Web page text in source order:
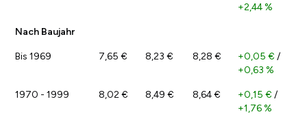
+2,44 %
Nach Baujahr
Bis 1969 7,65 € 8,23 € 8,28 € +0,05 € /
+0,63 %
1970 - 1999 8,02 € 8,49 € 8,64 € +0,15 € /
+1,76 %